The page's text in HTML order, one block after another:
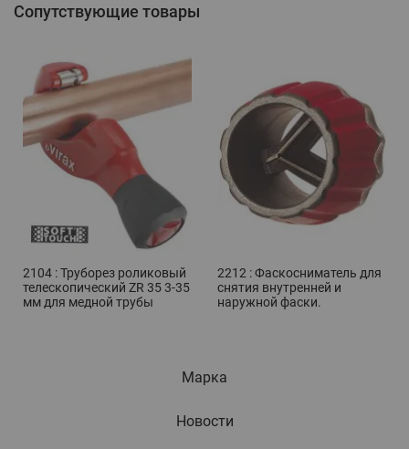
Сопутствующие товары
2104 : Труборез роликовый
телескопический ZR 35 3-35
мм для медной трубы
2212 : Фаскосниматель для
снятия внутренней и
наружной фаски.
Марка
Новости